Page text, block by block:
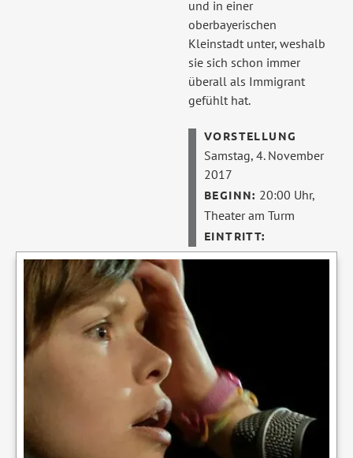
und in einer
oberbayerischen
Kleinstadt unter, weshalb
sie sich schon immer
überall als Immigrant
gefühlt hat.
Samstag, 4. November
2017
20:00 Uhr,
Theater am Turm